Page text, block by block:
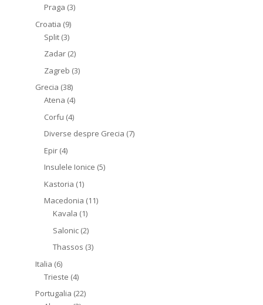
Praga (3)
Croatia (9)
Split(3)
Zadar(2)
Zagreb (3)
Grecia (38)
Atena (4)
Corfu (4)
Diverse despre Grecia (7)
Epir(4)
Insulele Ionice (5)
Kastoria (1)
Macedonia (11)
Kavala (1)
Salonic(2)
Thassos (3)
Italia (6)
Trieste (4)
Portugalia (22)